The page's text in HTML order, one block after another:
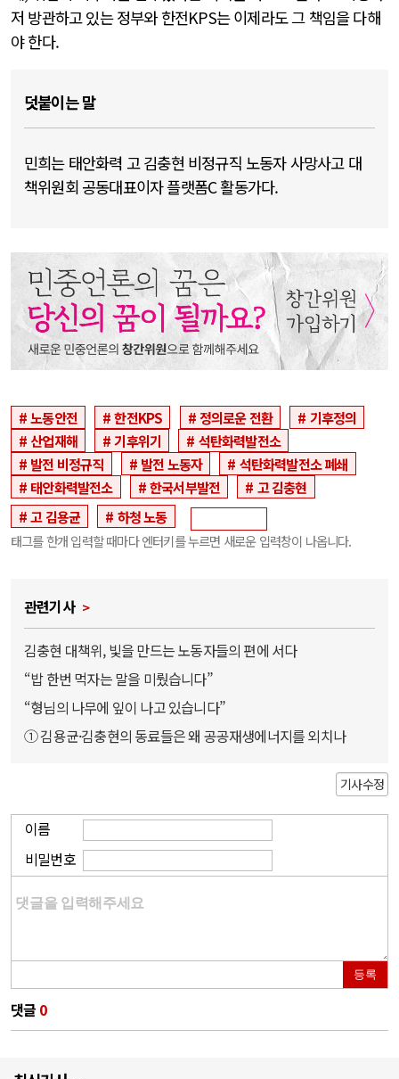
저 방관하고 있는 정부와 한전KPS는 이제라도 그 책임을 다해
야 한다.
덧붙이는 말
민희는 태안화력 고 김충현 비정규직 노동자 사망사고 대
책위원회 공동대표이자 플랫폼C 활동가다.
노동안전 한전KPS 정의로운 전환
기후정의
산업재해
기후위기
석탄화력발전소
발전 비정규직
발전 노동자
석탄화력발전소 폐쇄
태안화력발전소
한국서부발전
고 김충현
고 김용균
하청 노동
태그를 한개 입력할 때마다 엔터키를 누르면 새로운 입력창이 나옵니다.
관련기사
김충현 대책위, 빛을 만드는 노동자들의 편에 서다
“밥 한번 먹자는 말을 미뤘습니다”
“형님의 나무에 잎이 나고 있습니다”
① 김용균·김충현의 동료들은 왜 공공재생에너지를 외치나
기사수정
이름
비밀번호
등록
댓글 0